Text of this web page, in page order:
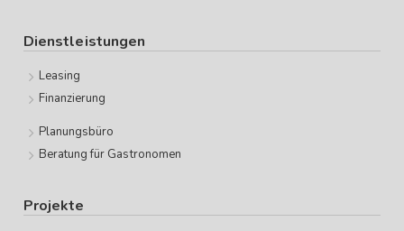
Dienstleistungen
Leasing
Finanzierung
Planungsbüro
Beratung für Gastronomen
Projekte